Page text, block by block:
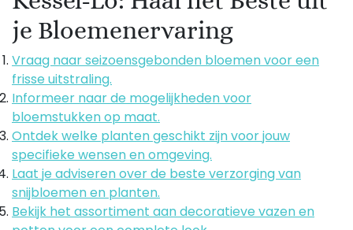
je Bloemenervaring
Vraag naar seizoensgebonden bloemen voor een
frisse uitstraling.
Informeer naar de mogelijkheden voor
bloemstukken op maat.
Ontdek welke planten geschikt zijn voor jouw
specifieke wensen en omgeving.
Laat je adviseren over de beste verzorging van
snijbloemen en planten.
Bekijk het assortiment aan decoratieve vazen en